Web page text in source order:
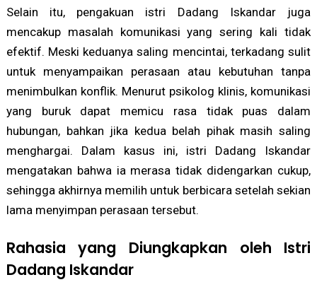
Selain itu, pengakuan istri Dadang Iskandar juga
mencakup masalah komunikasi yang sering kali tidak
efektif. Meski keduanya saling mencintai, terkadang sulit
untuk menyampaikan perasaan atau kebutuhan tanpa
menimbulkan konflik. Menurut psikolog klinis, komunikasi
yang buruk dapat memicu rasa tidak puas dalam
hubungan, bahkan jika kedua belah pihak masih saling
menghargai. Dalam kasus ini, istri Dadang Iskandar
mengatakan bahwa ia merasa tidak didengarkan cukup,
sehingga akhirnya memilih untuk berbicara setelah sekian
lama menyimpan perasaan tersebut.
Rahasia yang Diungkapkan oleh Istri
Dadang Iskandar